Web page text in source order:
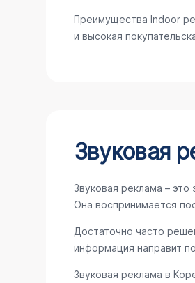
Преимущества Indoor
и высокая
Звуковая
Звуковая реклама –
Она воспринимается
Достаточно часто
информация направит
Звуковая реклама в